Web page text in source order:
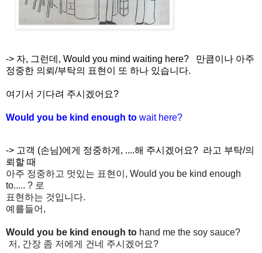
-> 자, 그런데, Would you mind waiting here? 만큼이나 아주
정중한 의뢰/부탁의 표현이 또 하나 있습니다.
여기서 기다려 주시겠어요?
Would you be kind enough to wait here?
-> 고객 (손님)에게 정중하게, ....해 주시겠어요? 라고 부탁/의
뢰할 때
아주 정중하고 멋있는 표현이, Would you be kind enough
to..... ? 로
표현하는 것입니다.
예를들어,
Would you be kind enough to hand me the soy sauce?
저, 간장 좀 저에게 건네 주시겠어요?